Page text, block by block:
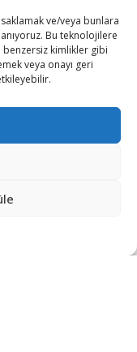
ve/veya bunlara
Bu teknolojilere
benzersiz kimlikler gibi
veya onayı geri
oylamaya